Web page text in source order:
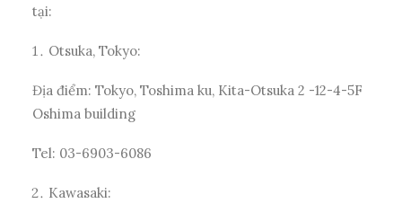
tại:
Otsuka, Tokyo:
Địa điểm: Tokyo, Toshima ku, Kita-Otsuka 2 -12-4-5F
Oshima building
Tel: 03-6903-6086
Kawasaki: